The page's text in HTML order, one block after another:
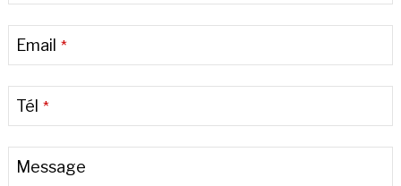
Email *
Tél *
Email
Address *
Message